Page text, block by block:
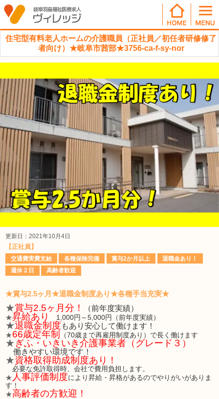
住宅型有料老人ホームの介護職員（正社員／初任者研修修了
者向け）★岐阜市茜部★3756-ca-f-sy-nor
更新日：2021年10月4日
【正社員】
交通費実費支給 各種保険完備 賞与2か月以上
退職金あり！
週休２日
高齢者歓迎
★賞与2.5ヶ月★退職金制度あり★各種手当充実★
★賞与2.5ヶ月分！ （前年度実績）
★昇給あり 1,000円～5,000円（前年度実績）
★退職金制度 もあり安心して働けます！
★66歳定年制 （70歳まで再雇用制度あり）で長く働けます
★ぎふ・いきいき介護事業者（グレード３）
働きやすい環境です！
★資格取得助成制度あり！
必要な免許取得時、会社で費用負担します。
★ 人事評価制度により昇給・昇格があるのでやりがいがありま
す！
★高齢者の方歓迎！